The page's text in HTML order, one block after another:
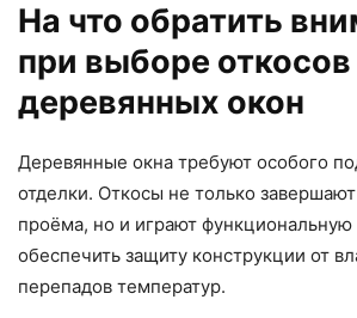
На что обратить
при выборе откосов
деревянных окон
Деревянные окна требуют особого
отделки. Откосы не только
проёма, но и играют функциональную
обеспечить защиту конструкции от
перепадов температур.